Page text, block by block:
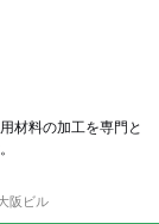
材料の加工を専門と
阪ビル